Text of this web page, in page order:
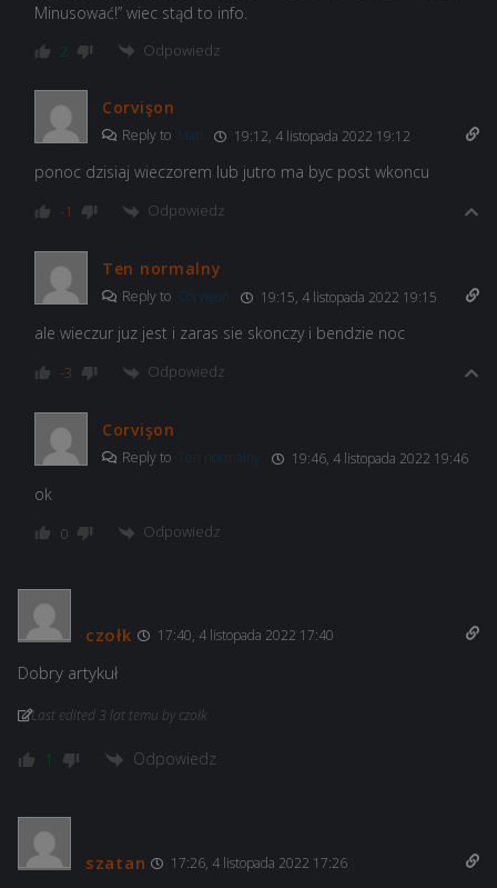
Minusować!” wiec stąd to info.
2 Odpowiedz
Corvişon
Reply to Mati 19:12, 4 listopada 2022 19:12
ponoc dzisiaj wieczorem lub jutro ma byc post wkoncu
-1 Odpowiedz
Ten normalny
Reply to Corvişon 19:15, 4 listopada 2022 19:15
ale wieczur juz jest i zaras sie skonczy i bendzie noc
-3 Odpowiedz
Corvişon
Reply to Ten normalny 19:46, 4 listopada 2022 19:46
ok
0 Odpowiedz
czołk 17:40, 4 listopada 2022 17:40
Dobry artykuł
Last edited 3 lat temu by czołk
1 Odpowiedz
szatan 17:26, 4 listopada 2022 17:26